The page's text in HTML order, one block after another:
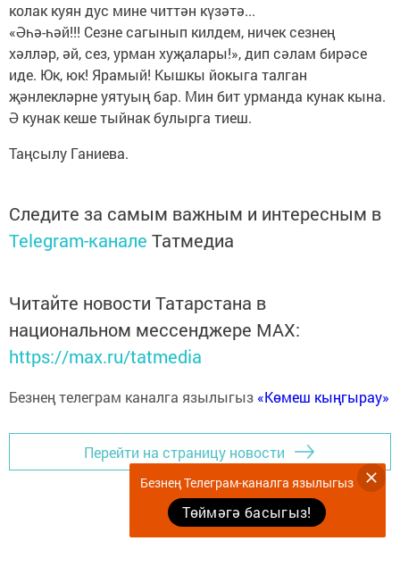
колак куян дус мине читтән күзәтә...
«Әһә-һәй!!! Сезне сагынып килдем, ничек сезнең
хәлләр, әй, сез, урман хуҗалары!», дип сәлам бирәсе
иде. Юк, юк! Ярамый! Кышкы йокыга талган
җәнлекләрне уятуың бар. Мин бит урманда кунак кына.
Ә кунак кеше тыйнак булырга тиеш.
Таңсылу Ганиева.
Следите за самым важным и интересным в
Telegram-канале Татмедиа
Читайте новости Татарстана в
национальном мессенджере MАХ:
https://max.ru/tatmedia
Безнең телеграм каналга язылыгыз «Көмеш кыңгырау»
Перейти на страницу новости
Безнең Телеграм-каналга язылыгыз
Төймәгә басыгыз!